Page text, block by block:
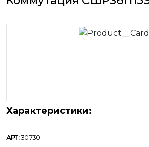
Характеристики:
АРТ:30730